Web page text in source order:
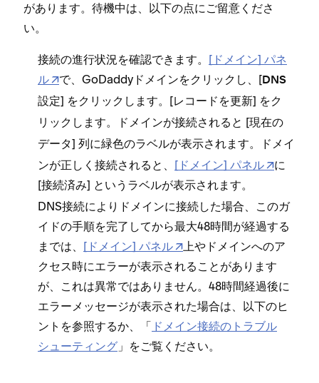
があります⁠。待機中は⁠、以下の点にご留意くださ
い⁠。
接続の進行状況を確認できます⁠。 [⁠ドメイン⁠] パネ
ル
で⁠、GoDaddyドメインをクリ⁠ックし⁠、[⁠DNS
設定⁠] をクリ⁠ックします⁠。[⁠レコ⁠ードを更新⁠] をク
リ⁠ックします⁠。ドメインが接続されると [⁠現在の
デ⁠ータ⁠] 列に緑色のラベルが表示されます⁠。ドメイ
ンが正しく接続されると⁠、 [⁠ドメイン⁠] パネル
に
[⁠接続済み⁠] というラベルが表示されます⁠。
DNS接続によりドメインに接続した場合⁠、このガ
イドの手順を完了してから最大48時間が経過する
までは⁠、 [⁠ドメイン⁠] パネル
上やドメインへのア
クセス時にエラ⁠ーが表示されることがあります
が⁠、これは異常ではありません⁠。48時間経過後に
エラ⁠ーメ⁠ッセ⁠ージが表示された場合は⁠、以下のヒ
ントを参照するか⁠、「⁠ ドメイン接続のトラブル
シ⁠ュ⁠ーテ⁠ィング ⁠」をご覧ください⁠。